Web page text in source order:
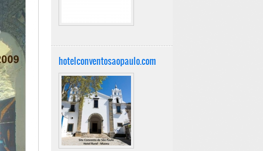
hotelconventosaopaulo.com